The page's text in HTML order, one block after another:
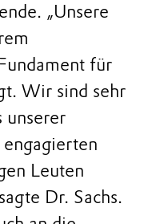
„Unsere
für
Wir sind sehr
unserer
Leuten
Dr. Sachs.